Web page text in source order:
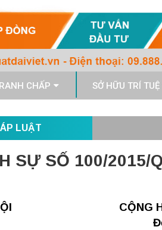
CHẤP SỞ HỮU TRÍ TUỆ
LUẬT
SỰ SỐ 100/2015/
CỘNG